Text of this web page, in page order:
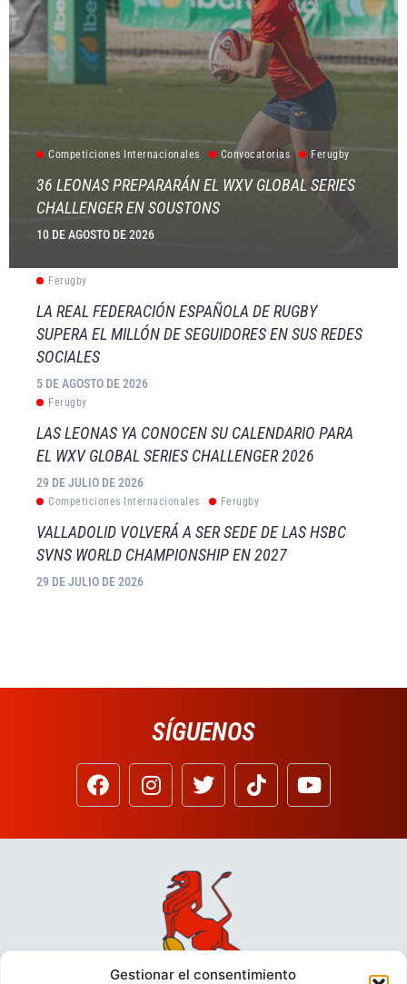
Gestionar el consentimiento
Competiciones Internacionales Convocatorias Ferugby
36 LEONAS PREPARARÁN EL WXV GLOBAL SERIES
CHALLENGER EN SOUSTONS
10 DE AGOSTO DE 2026
Ferugby
LA REAL FEDERACIÓN ESPAÑOLA DE RUGBY
SUPERA EL MILLÓN DE SEGUIDORES EN SUS REDES
SOCIALES
5 DE AGOSTO DE 2026
Ferugby
LAS LEONAS YA CONOCEN SU CALENDARIO PARA
EL WXV GLOBAL SERIES CHALLENGER 2026
29 DE JULIO DE 2026
Competiciones Internacionales Ferugby
VALLADOLID VOLVERÁ A SER SEDE DE LAS HSBC
SVNS WORLD CHAMPIONSHIP EN 2027
29 DE JULIO DE 2026
SÍGUENOS